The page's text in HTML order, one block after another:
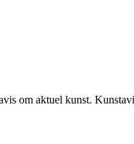
om aktuel kunst.